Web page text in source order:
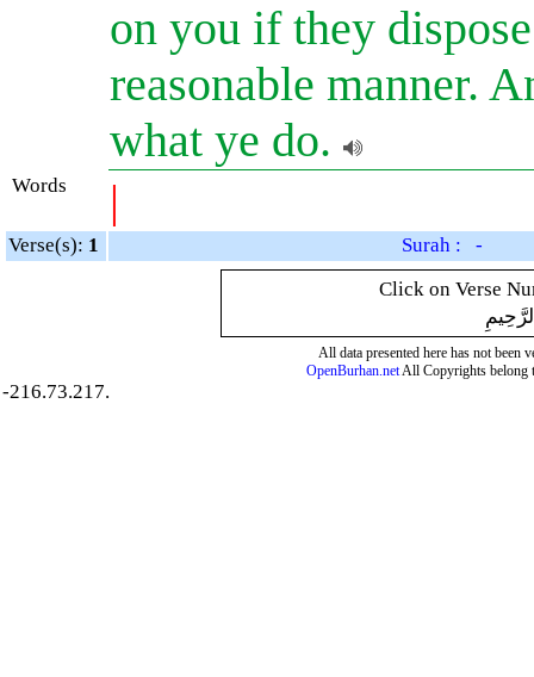
on you if they
reasonable manner.
what ye do.
Words |
Verse(s): 1
Surah : -
Click on Verse
All data presented here has not been
OpenBurhan.netAll Copyrights belong
-216.73.217.